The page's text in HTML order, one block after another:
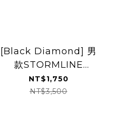
[Black Diamond] 男
款STORMLINE
STRETCH RAIN
PANTS 雨褲
NT$1,750
NT$3,500